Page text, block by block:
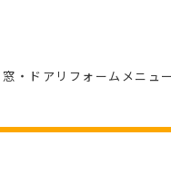
窓・ドアリフォームメニュ